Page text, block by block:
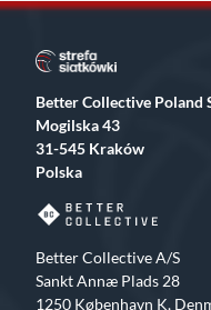
Better Collective Poland
Mogilska 43
31-545 Kraków
Polska
Better Collective A/S
Sankt Annæ Plads 28
1250 København K,